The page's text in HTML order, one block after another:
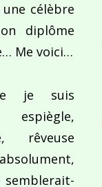
célèbre
diplôme
Me voici…
je suis
espiègle,
rêveuse
semblerait-